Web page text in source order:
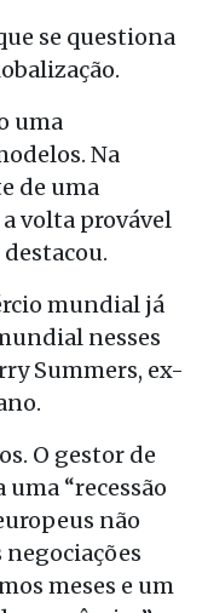
se questiona
uma
Na
de uma
volta provável
mundial já
nesses
Summers, ex-
O gestor de
“recessão
não
negociações
meses e um